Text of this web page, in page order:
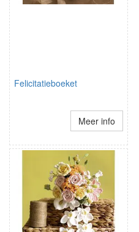
Felicitatieboeket
Meer info